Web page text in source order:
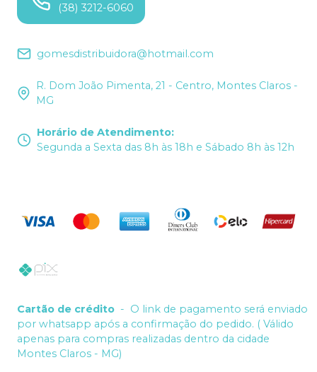
(38) 3212-6060
gomesdistribuidora@hotmail.com
R. Dom João Pimenta, 21 - Centro, Montes Claros -
MG
Horário de Atendimento:
Segunda a Sexta das 8h às 18h e Sábado 8h às 12h
Cartão de crédito - O link de pagamento será enviado
por whatsapp após a confirmação do pedido. ( Válido
apenas para compras realizadas dentro da cidade
Montes Claros - MG)